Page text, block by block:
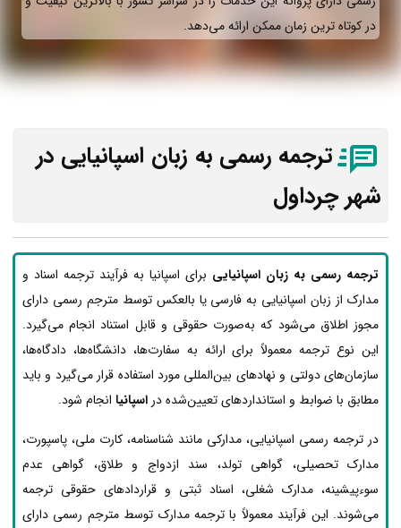
در کوتاه ترین زمان ممکن ارائه می‌دهد.
ترجمه رسمی به زبان اسپانیایی در
شهر چرداول
ترجمه رسمی به زبان اسپانیایی برای اسپانیا به فرآیند ترجمه اسناد و
مدارک از زبان اسپانیایی به فارسی یا بالعکس توسط مترجم رسمی دارای
مجوز اطلاق می‌شود که به‌صورت حقوقی و قابل استناد انجام می‌گیرد.
این نوع ترجمه معمولاً برای ارائه به سفارت‌ها، دانشگاه‌ها، دادگاه‌ها،
سازمان‌های دولتی و نهادهای بین‌المللی مورد استفاده قرار می‌گیرد و باید
مطابق با ضوابط و استانداردهای تعیین‌شده در اسپانیا انجام شود.
در ترجمه رسمی اسپانیایی، مدارکی مانند شناسنامه، کارت ملی، پاسپورت،
مدارک تحصیلی، گواهی تولد، سند ازدواج و طلاق، گواهی عدم
سوءپیشینه، مدارک شغلی، اسناد ثبتی و قراردادهای حقوقی ترجمه
می‌شوند. این فرآیند معمولاً با ترجمه مدارک توسط مترجم رسمی دارای